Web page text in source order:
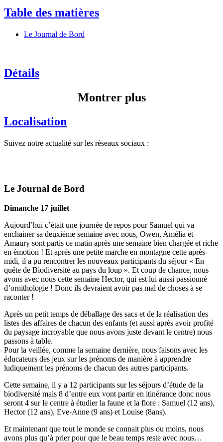
Table des matières
Le Journal de Bord
Détails
Montrer plus
Localisation
Suivez notre actualité sur les réseaux sociaux :
Le Journal de Bord
Dimanche 17 juillet
Aujourd’hui c’était une journée de repos pour Samuel qui va
enchainer sa deuxième semaine avec nous, Owen, Amélia et
Amaury sont partis ce matin après une semaine bien chargée et riche
en émotion ! Et après une petite marche en montagne cette après-
midi, il a pu rencontrer les nouveaux participants du séjour « En
quête de Biodiversité au pays du loup ». Et coup de chance, nous
avons avec nous cette semaine Hector, qui est lui aussi passionné
d’ornithologie ! Donc ils devraient avoir pas mal de choses à se
raconter !
Après un petit temps de déballage des sacs et de la réalisation des
listes des affaires de chacun des enfants (et aussi après avoir profité
du paysage incroyable que nous avons juste devant le centre) nous
passons à table.
Pour la veillée, comme la semaine dernière, nous faisons avec les
éducateurs des jeux sur les prénoms de manière à apprendre
ludiquement les prénoms de chacun des autres participants.
Cette semaine, il y a 12 participants sur les séjours d’étude de la
biodiversité mais 8 d’entre eux vont partir en itinérance donc nous
seront 4 sur le centre à étudier la faune et la flore : Samuel (12 ans),
Hector (12 ans), Eve-Anne (9 ans) et Louise (8ans).
Et maintenant que tout le monde se connait plus ou moins, nous
avons plus qu’à prier pour que le beau temps reste avec nous…